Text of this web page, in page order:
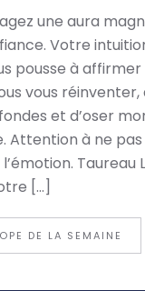
une aura
Votre
pousse à
vous réinventer,
et d’oser
Attention à ne
Taureau
[…]
DE LA SEMAINE